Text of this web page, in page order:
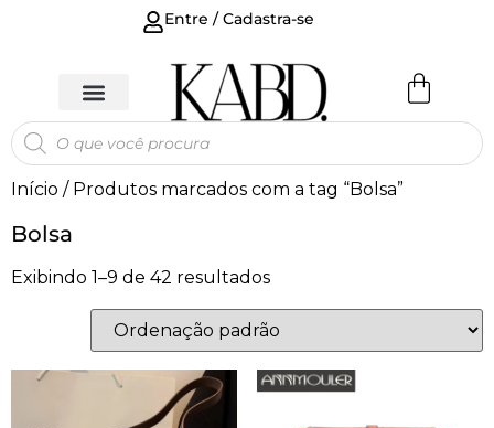
Entre / Cadastra-se
Início / Produtos marcados com a tag “Bolsa”
Bolsa
Exibindo 1–9 de 42 resultados